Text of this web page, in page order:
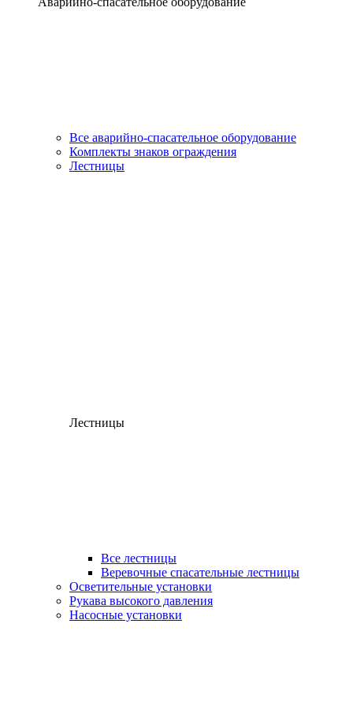
Все аварийно-спасательное оборудование
Комплекты знаков ограждения
Лестницы
Лестницы
Все лестницы
Веревочные спасательные лестницы
Осветительные установки
Рукава высокого давления
Насосные установки